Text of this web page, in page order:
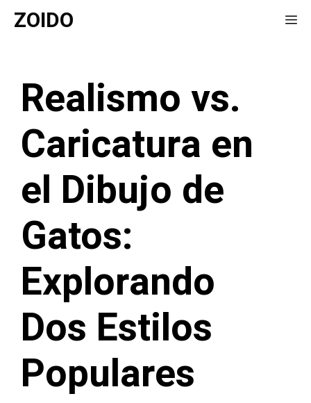
Saltar
ZOIDO
Realismo vs.
Caricatura en
el Dibujo de
Gatos:
Explorando
Dos Estilos
Populares